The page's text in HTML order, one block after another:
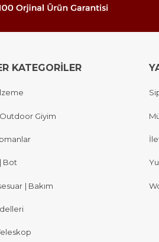
KATEGORİLER
Giyim
Bot
| Bakım